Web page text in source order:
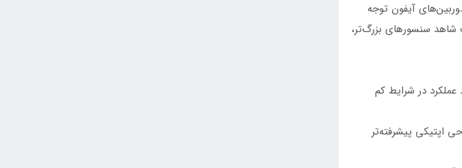
دوربین‌های آیفون توجه
شاهد سنسورهای بزرگ‌تر،
در شرایط کم
اپتیکی پیشرفته‌تر